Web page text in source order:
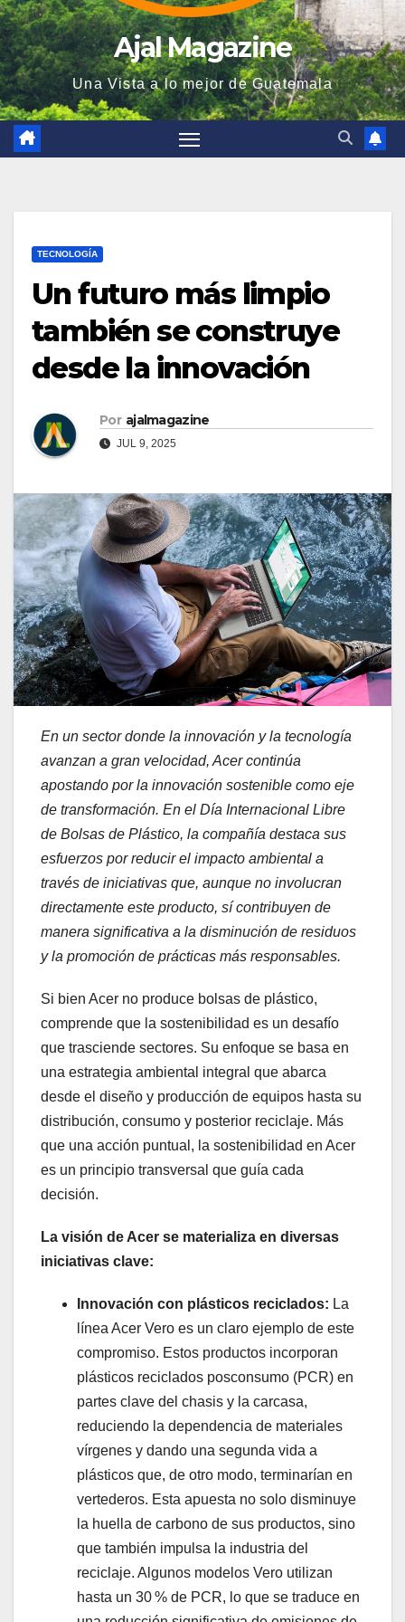
Ajal Magazine
Una Vista a lo mejor de Guatemala
TECNOLOGÍA
Un futuro más limpio
también se construye
desde la innovación
Por ajalmagazine
JUL 9, 2025
En un sector donde la innovación y la tecnología
avanzan a gran velocidad, Acer continúa
apostando por la innovación sostenible como eje
de transformación. En el Día Internacional Libre
de Bolsas de Plástico, la compañía destaca sus
esfuerzos por reducir el impacto ambiental a
través de iniciativas que, aunque no involucran
directamente este producto, sí contribuyen de
manera significativa a la disminución de residuos
y la promoción de prácticas más responsables.
Si bien Acer no produce bolsas de plástico,
comprende que la sostenibilidad es un desafío
que trasciende sectores. Su enfoque se basa en
una estrategia ambiental integral que abarca
desde el diseño y producción de equipos hasta su
distribución, consumo y posterior reciclaje. Más
que una acción puntual, la sostenibilidad en Acer
es un principio transversal que guía cada
decisión.
La visión de Acer se materializa en diversas
iniciativas clave:
Innovación con plásticos reciclados: La
línea Acer Vero es un claro ejemplo de este
compromiso. Estos productos incorporan
plásticos reciclados posconsumo (PCR) en
partes clave del chasis y la carcasa,
reduciendo la dependencia de materiales
vírgenes y dando una segunda vida a
plásticos que, de otro modo, terminarían en
vertederos. Esta apuesta no solo disminuye
la huella de carbono de sus productos, sino
que también impulsa la industria del
reciclaje. Algunos modelos Vero utilizan
hasta un 30 % de PCR, lo que se traduce en